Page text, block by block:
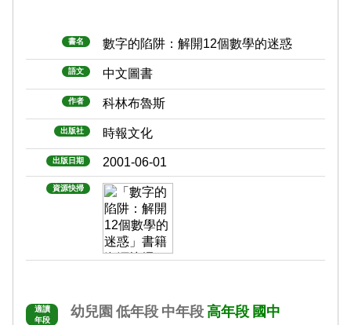
書名 數字的陷阱：解開12個數學的迷惑
語文 中文圖書
作者 科林布魯斯
出版社 時報文化
出版日期 2001-06-01
資源快掃
適讀
年段
幼兒園 低年段 中年段 高年段 國中